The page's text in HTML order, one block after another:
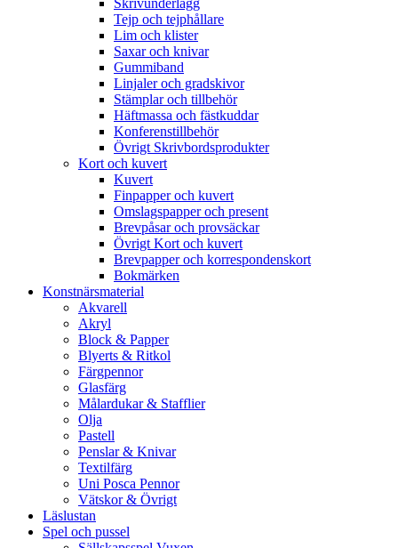
Skrivunderlägg
Tejp och tejphållare
Lim och klister
Saxar och knivar
Gummiband
Linjaler och gradskivor
Stämplar och tillbehör
Häftmassa och fästkuddar
Konferenstillbehör
Övrigt Skrivbordsprodukter
Kort och kuvert
Kuvert
Finpapper och kuvert
Omslagspapper och present
Brevpåsar och provsäckar
Övrigt Kort och kuvert
Brevpapper och korrespondenskort
Bokmärken
Konstnärsmaterial
Akvarell
Akryl
Block & Papper
Blyerts & Ritkol
Färgpennor
Glasfärg
Målardukar & Stafflier
Olja
Pastell
Penslar & Knivar
Textilfärg
Uni Posca Pennor
Vätskor & Övrigt
Läslustan
Spel och pussel